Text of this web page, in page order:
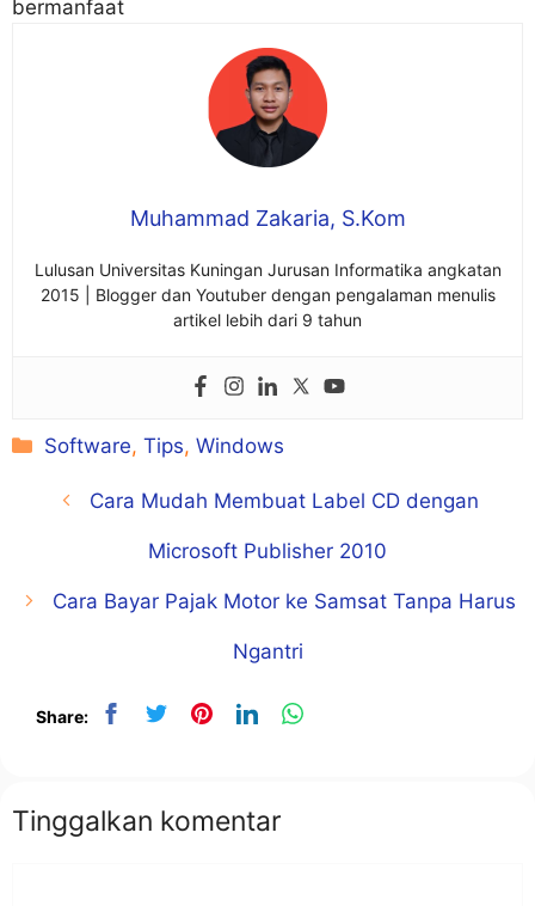
bermanfaat
Muhammad Zakaria, S.Kom
Lulusan Universitas Kuningan Jurusan Informatika angkatan
2015 | Blogger dan Youtuber dengan pengalaman menulis
artikel lebih dari 9 tahun
Kategori
Software,Tips,Windows
Cara Mudah Membuat Label CD dengan
Microsoft Publisher 2010
Cara Bayar Pajak Motor ke Samsat Tanpa Harus
Ngantri
Share:
Tinggalkan komentar